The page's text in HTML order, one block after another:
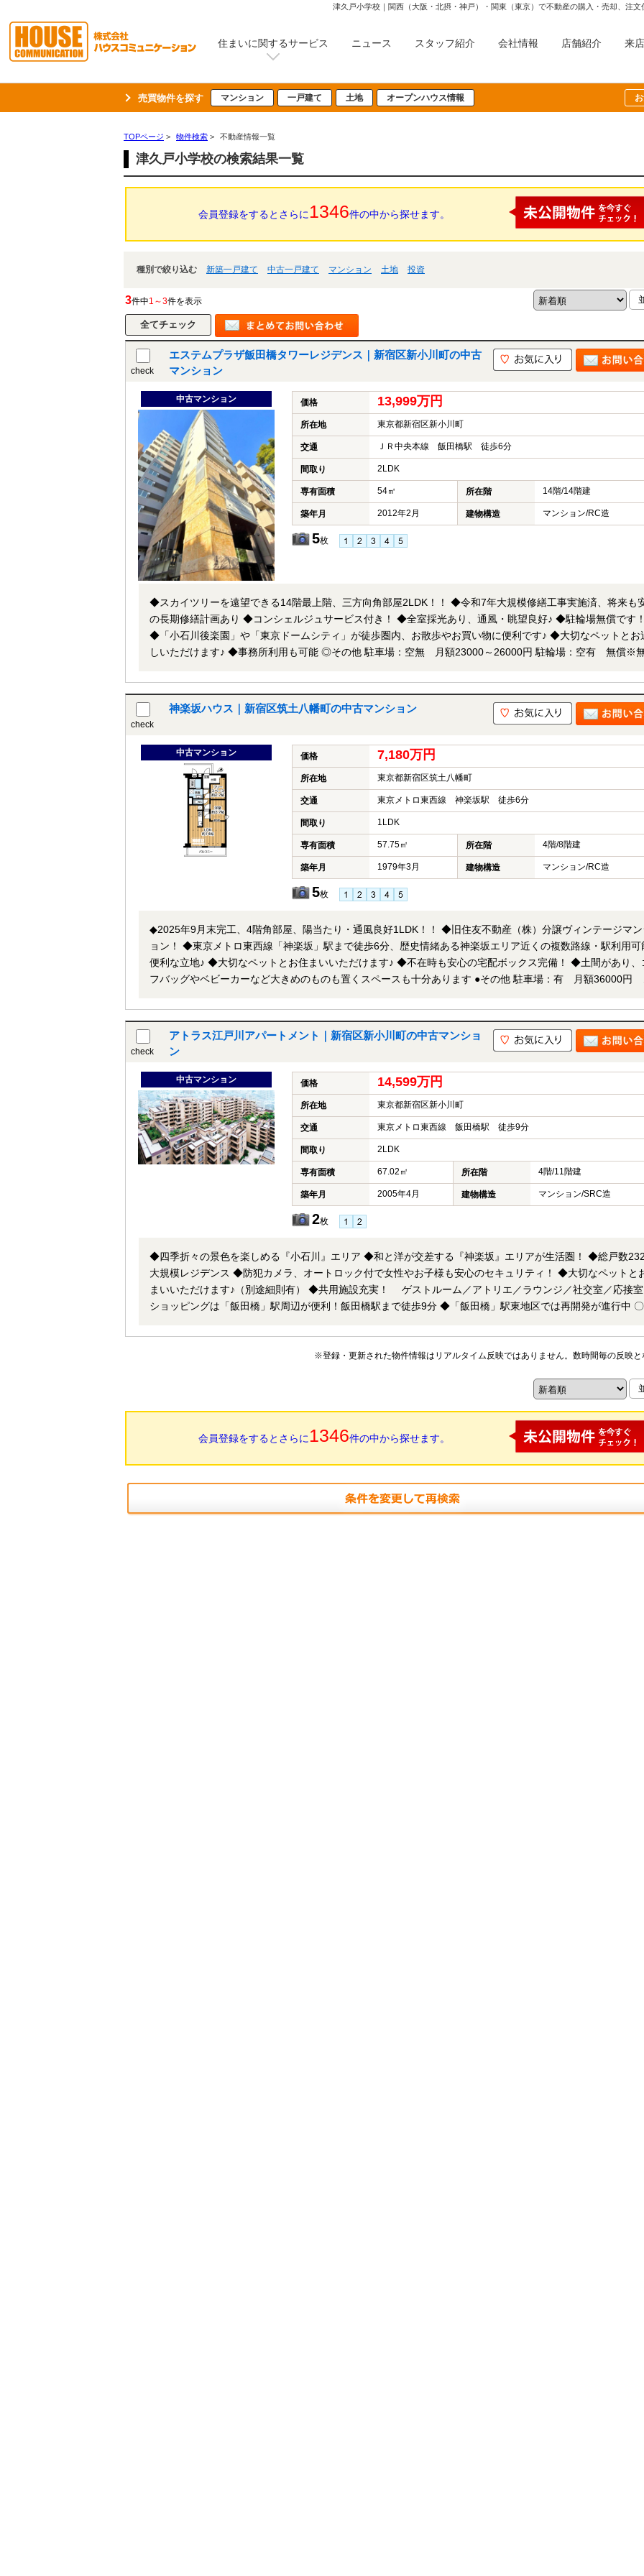
津久戸小学校｜関西（大阪・北摂・神戸）・関東（東京）で不動産の購入・売却、注
住まいに関するサービス ニュース スタッフ紹介 会社情報 店舗紹介 来
売買物件を探す マンション 一戸建て 土地 オープンハウス情報
TOPページ > 物件検索 > 不動産情報一覧
津久戸小学校の検索結果一覧
会員登録をするとさらに 1346件の中から探せます。
種別で絞り込む 新築一戸建て 中古一戸建て マンション 土地 投資
3件中1～3件を表示
check
エステムプラザ飯田橋タワーレジデンス｜新宿区新小川町の中古
マンション
中古マンション 価格 13,999万円
所在地 東京都新宿区新小川町
交通 ＪＲ中央本線 飯田橋駅 徒歩6分
間取り 2LDK
専有面積 54㎡ 所在階 14階/14階建
築年月 2012年2月 建物構造 マンション/RC造
5枚
◆スカイツリーを遠望できる14階最上階、三方向角部屋2LDK！！ ◆令和7年大規模修繕工事実施済、将来も安心
の長期修繕計画あり ◆コンシェルジュサービス付き！ ◆全室採光あり、通風・眺望良好♪ ◆駐輪場無償です！
◆「小石川後楽園」や「東京ドームシティ」が徒歩圏内、お散歩やお買い物に便利です♪ ◆大切なペットとお過ご
しいただけます♪ ◆事務所利用も可能 ◎その他 駐車場：空無 月額23000～26000円 駐輪場：空有 無償※無償
ステッカー貼付 事務所利用：可（条件有） ペット飼育：可、一住戸2匹以内（細則有）※ペット登録料5000
（ペット飼育者のみ）
check
神楽坂ハウス｜新宿区筑土八幡町の中古マンション
中古マンション 価格 7,180万円
所在地 東京都新宿区筑土八幡町
交通 東京メトロ東西線 神楽坂駅 徒歩6分
間取り 1LDK
専有面積 57.75㎡ 所在階 4階/8階建
築年月 1979年3月 建物構造 マンション/RC造
5枚
◆2025年9月末完工、4階角部屋、陽当たり・通風良好1LDK！！ ◆旧住友不動産（株）分譲ヴィンテージマンシ
ョン！ ◆東京メトロ東西線「神楽坂」駅まで徒歩6分、歴史情緒ある神楽坂エリア近くの複数路線・駅利用可能な
便利な立地♪ ◆大切なペットとお住まいいただけます♪ ◆不在時も安心の宅配ボックス完備！ ◆土間があり、ゴル
フバッグやベビーカーなど大きめのものも置くスペースも十分あります ●その他 駐車場：有 月額36000円 ※
容 ・壁・天井・床新規造作 ・壁塗装 ・キッチン・浴室・洗面・トイレ・新規交換 ・給湯器交換 ・給
水管交換
check
アトラス江戸川アパートメント｜新宿区新小川町の中古マンショ
ン
中古マンション 価格 14,599万円
所在地 東京都新宿区新小川町
交通 東京メトロ東西線 飯田橋駅 徒歩9分
間取り 2LDK
専有面積 67.02㎡ 所在階 4階/11階建
築年月 2005年4月 建物構造 マンション/SRC造
2枚
◆四季折々の景色を楽しめる『小石川』エリア ◆和と洋が交差する『神楽坂』エリアが生活圏！ ◆総戸数232戸の
大規模レジデンス ◆防犯カメラ、オートロック付で女性やお子様も安心のセキュリティ！ ◆大切なペットとお住
まいいただけます♪（別途細則有） ◆共用施設充実！ ゲストルーム／アトリエ／ラウンジ／社交室／応接室 ◆
ショッピングは「飯田橋」駅周辺が便利！飯田橋駅まで徒歩9分 ◆「飯田橋」駅東地区では再開発が進行中 〇内
月額30000円～35000円 ・バイク置場：月額5000円 ※いずれも要空き確認 ・CATV視聴料：月額540円 ・警備
料：月額1080円 ・自治会費：月額100円 ・インターネット接続料：月額982円
※登録・更新された物件情報はリアルタイム反映ではありません。数時間毎の反映と
会員登録をするとさらに 1346件の中から探せます。